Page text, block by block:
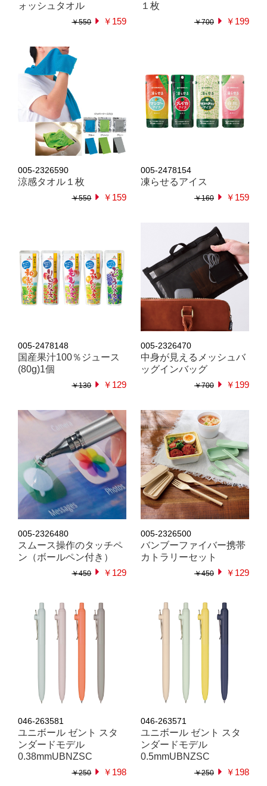
ォッシュタオル
￥550 ￥159
１枚
￥700 ￥199
005-2326590
涼感タオル１枚
￥550 ￥159
005-2478154
凍らせるアイス
￥160 ￥159
005-2478148
国産果汁100％ジュース
(80g)1個
￥130 ￥129
005-2326470
中身が見えるメッシュバ
ッグインバッグ
￥700 ￥199
005-2326480
スムース操作のタッチペ
ン（ボールペン付き）
￥450 ￥129
005-2326500
バンブーファイバー携帯
カトラリーセット
￥450 ￥129
046-263581
ユニボール ゼント スタ
ンダードモデル
0.38mmUBNZSC
￥250 ￥198
046-263571
ユニボール ゼント スタ
ンダードモデル
0.5mmUBNZSC
￥250 ￥198